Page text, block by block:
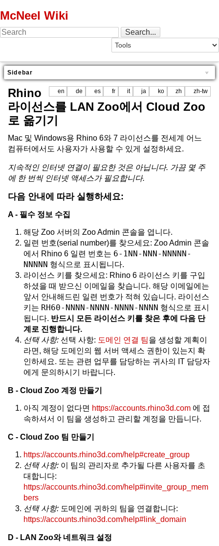
McNeel Wiki
Sidebar
en de es fr it ja ko zh zh-tw
Rhino
라이선스를 LAN Zoo에서 Cloud Zoo
로 옮기기
Mac 및 Windows용 Rhino 6와 7 라이선스를 전세계 어느
컴퓨터에서도 사용자가 사용할 수 있게 설정하세요.
지속적인 인터넷 연결이 필요한 것은 아닙니다. 가끔 몇 주
에 한 번씩 인터넷 액세스가 필요합니다.
다음 안내에 따라 실행하세요:
A - 필수 정보 수집
해당 Zoo 서버의 Zoo Admin 콘솔을 엽니다.
일련 번호(serial number)를 찾으세요: Zoo Admin 콘솔
에서 Rhino 6 일련 번호는 6-1NN-NNN-NNNNN-
NNNNN 형식으로 표시됩니다.
라이선스 키를 찾으세요: Rhino 6 라이선스 키를 구입
하셨을 때 받으신 이메일을 찾습니다. 해당 이메일에는
앞서 안내해드린 일련 번호가 적혀 있습니다. 라이선스
키는 RH60-NNNN-NNNN-NNNN-NNNN 형식으로 표시
됩니다. 반드시 모든 라이선스 키를 찾은 후에 다음 단
계로 진행합니다.
선택 사항: 선택 사항: 도메인 연결 팀을 생성할 계획이
라면, 해당 도메인의 웹 서버 액세스 권한이 있는지 확
인하세요. 또는 관련 업무를 담당하는 귀사의 IT 담당자
에게 문의하시기 바랍니다.
B - Cloud Zoo 계정 만들기
아직 계정이 없다면 https://accounts.rhino3d.com 에 접
속하셔서 이 팀을 생성하고 관리할 계정을 만듭니다.
C - Cloud Zoo 팀 만들기
https://accounts.rhino3d.com/help#create_group
선택 사항: 이 팀의 관리자로 추가될 다른 사용자를 초
대합니다:
https://accounts.rhino3d.com/help#invite_group_mem
bers
선택 사항: 도메인에 귀하의 팀을 연결합니다:
https://accounts.rhino3d.com/help#link_domain
D - LAN Zoo와 네트워크 설정